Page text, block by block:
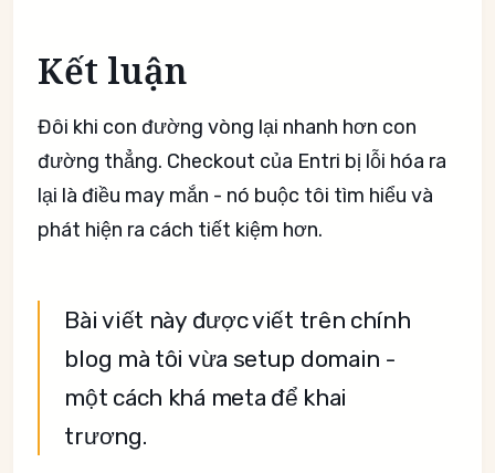
Kết luận
Đôi khi con đường vòng lại nhanh hơn con
đường thẳng. Checkout của Entri bị lỗi hóa ra
lại là điều may mắn - nó buộc tôi tìm hiểu và
phát hiện ra cách tiết kiệm hơn.
Bài viết này được viết trên chính
blog mà tôi vừa setup domain -
một cách khá meta để khai
trương.